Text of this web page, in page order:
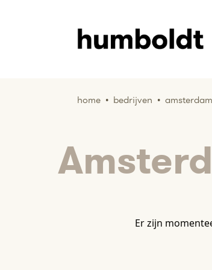
home • bedrijven •
Er zijn